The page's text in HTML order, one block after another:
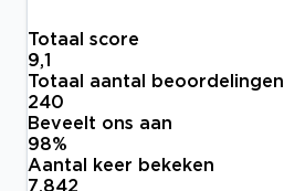
Totaal score
9,1
Totaal aantal beoordelingen
240
Beveelt ons aan
98%
Aantal keer bekeken
7.842